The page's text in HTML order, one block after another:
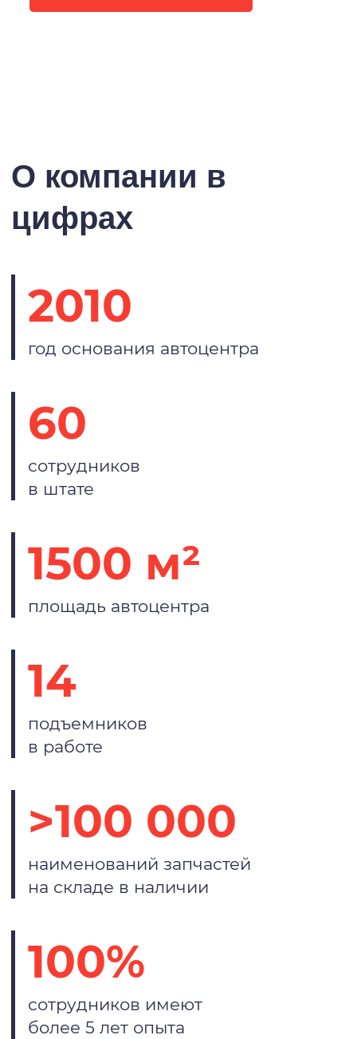
О компании в
цифрах
2010
год основания автоцентра
60
сотрудников
в штате
1500 м²
площадь автоцентра
14
подъемников
в работе
>100 000
наименований запчастей
на складе в наличии
100%
сотрудников имеют
более 5 лет опыта